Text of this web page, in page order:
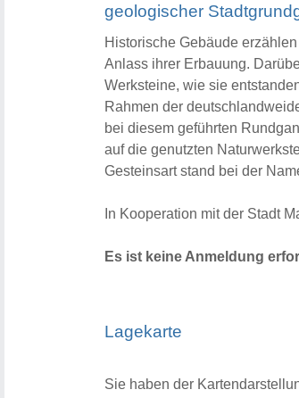
geologischer
Historische Gebäude
Anlass ihrer Erbauung.
Werksteine, wie sie
Rahmen der
bei diesem geführten
auf die genutzten
Gesteinsart stand bei der
In Kooperation mit der Stadt
Es ist keine Anmeldung
Lagekarte
Sie haben der